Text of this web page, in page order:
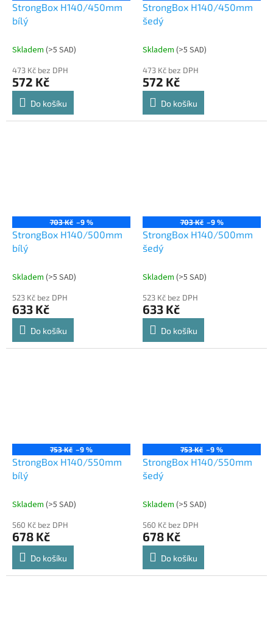
StrongBox H140/450mm
bílý
Skladem (>5 SAD)
473 Kč bez DPH
572 Kč
Do košíku
StrongBox H140/450mm
šedý
Skladem (>5 SAD)
473 Kč bez DPH
572 Kč
Do košíku
703 Kč –9 %
StrongBox H140/500mm
bílý
Skladem (>5 SAD)
523 Kč bez DPH
633 Kč
Do košíku
703 Kč –9 %
StrongBox H140/500mm
šedý
Skladem (>5 SAD)
523 Kč bez DPH
633 Kč
Do košíku
753 Kč –9 %
StrongBox H140/550mm
bílý
Skladem (>5 SAD)
560 Kč bez DPH
678 Kč
Do košíku
753 Kč –9 %
StrongBox H140/550mm
šedý
Skladem (>5 SAD)
560 Kč bez DPH
678 Kč
Do košíku